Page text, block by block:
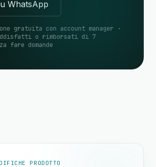
WhatsApp
gratuita con account manager ·
o rimborsati di 7
fare domande
PRODOTTO